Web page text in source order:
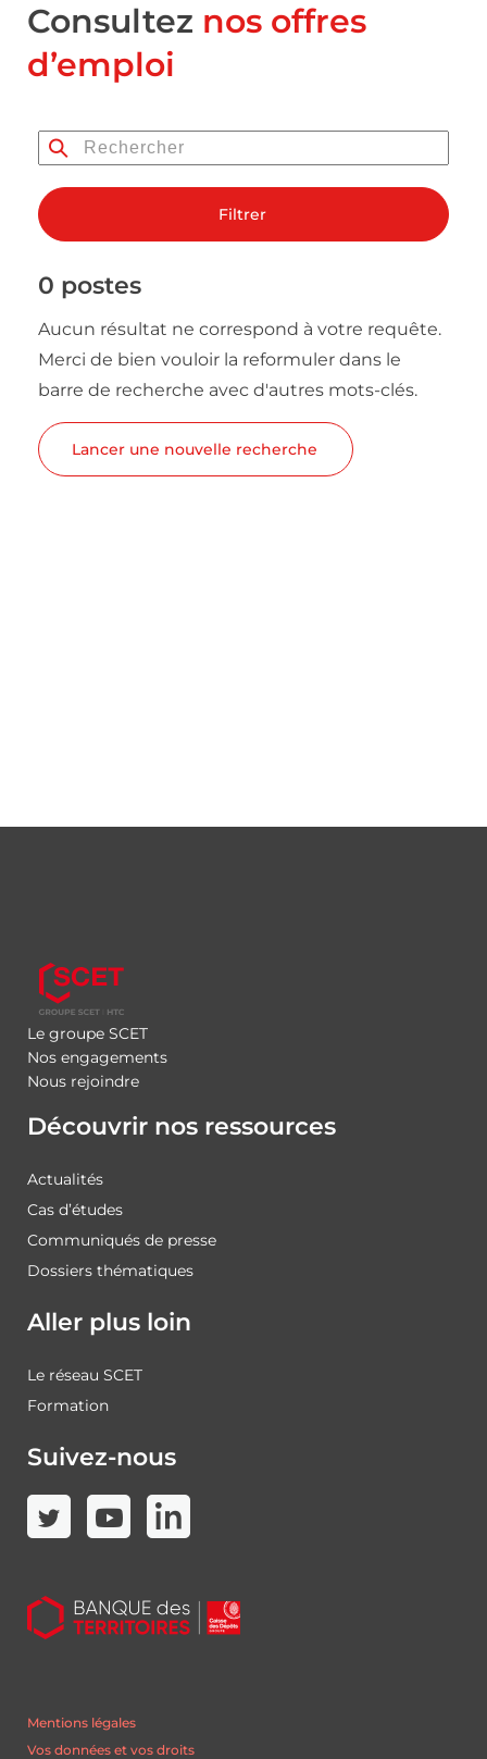
Consultez nos offres
d’emploi
Filtrer
0 postes
Aucun résultat ne correspond à votre requête.
Merci de bien vouloir la reformuler dans le
barre de recherche avec d'autres mots-clés.
Lancer une nouvelle recherche
Le groupe SCET
Nos engagements
Nous rejoindre
Découvrir nos ressources
Actualités
Cas d’études
Communiqués de presse
Dossiers thématiques
Aller plus loin
Le réseau SCET
Formation
Suivez-nous
Mentions légales
Vos données et vos droits